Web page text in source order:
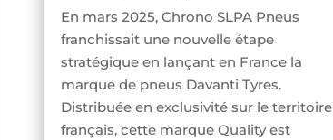
En mars 2025, Chrono SLPA Pneus
franchissait une nouvelle étape
stratégique en lançant en France la
marque de pneus Davanti Tyres.
Distribuée en exclusivité sur le territoire
français, cette marque Quality est